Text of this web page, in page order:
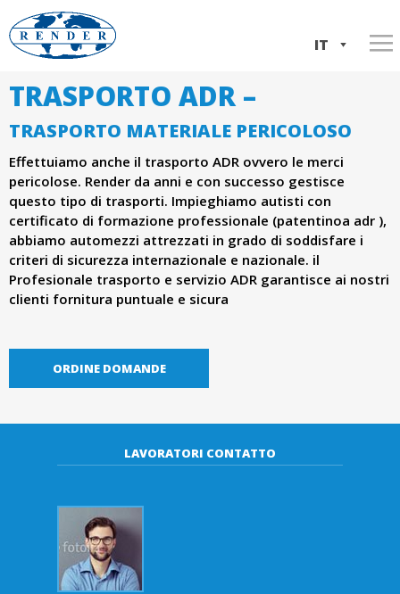
al
principale
w
w
.
r
IT
Home
Servizi
Trasporto Italia ⇆ Polonia
Trasporto ADR
Spedizioni internazionali
Logistica,deposto e distribuzione di merci
Informazioni sulla società
La storia dell'azienda
Documenti aziendali
La nostra flotta
Contatto
TRASPORTO ADR –
TRASPORTO MATERIALE PERICOLOSO
Effettuiamo anche il trasporto ADR ovvero le merci
pericolose. Render da anni e con successo gestisce
questo tipo di trasporti. Impieghiamo autisti con
certificato di formazione professionale (patentinoa adr ),
abbiamo automezzi attrezzati in grado di soddisfare i
criteri di sicurezza internazionale e nazionale. il
Profesionale trasporto e servizio ADR garantisce ai nostri
clienti fornitura puntuale e sicura
ORDINE DOMANDE
LAVORATORI CONTATTO